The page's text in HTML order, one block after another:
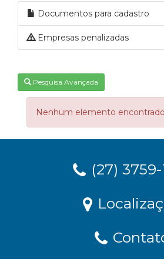
Documentos para cadastro
Empresas penalizadas
Pesquisa Avançada
Nenhum elemento
(27) 3759-